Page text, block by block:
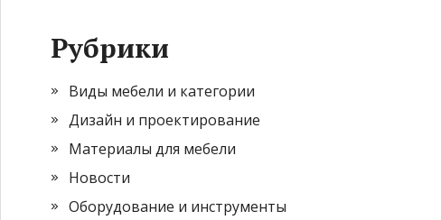
Рубрики
Виды мебели и категории
Дизайн и проектирование
Материалы для мебели
Новости
Оборудование и инструменты